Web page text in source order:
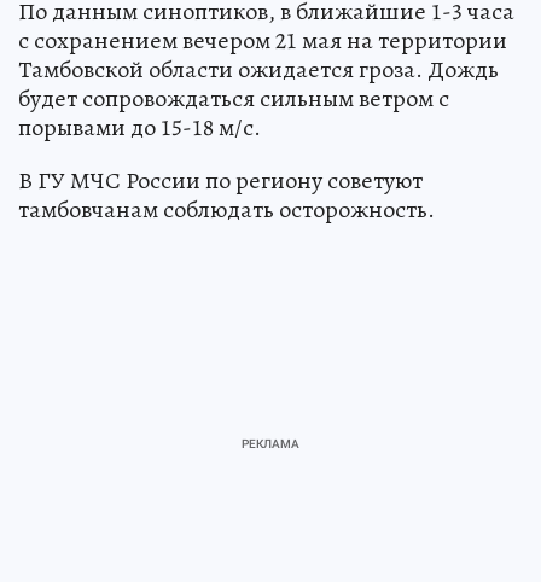
По данным синоптиков, в ближайшие 1-3 часа
с сохранением вечером 21 мая на территории
Тамбовской области ожидается гроза. Дождь
будет сопровождаться сильным ветром с
порывами до 15-18 м/с.
В ГУ МЧС России по региону советуют
тамбовчанам соблюдать осторожность.